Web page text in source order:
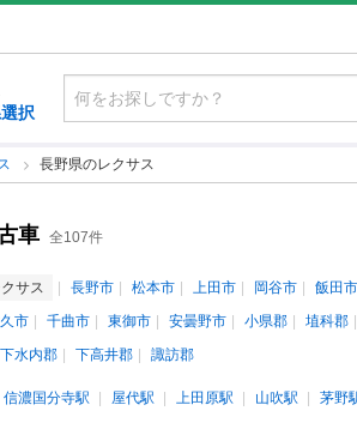
択
長野県のレクサス
車 全107件
サス 長野市 松本市 上田市 岡谷市 飯田市
市 千曲市 東御市 安曇野市 小県郡 埴科郡
下水内郡 下高井郡 諏訪郡
信濃国分寺駅 屋代駅 上田原駅 山吹駅 茅野